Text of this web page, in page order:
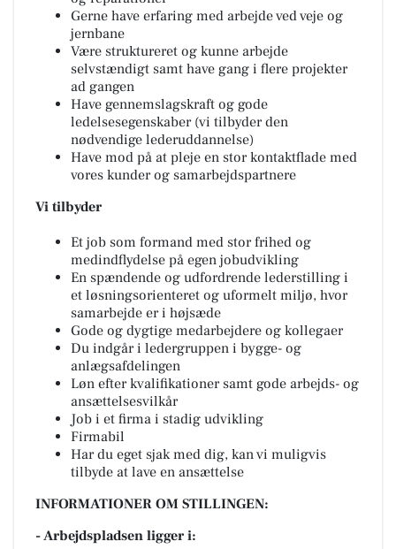
Gerne have erfaring med arbejde ved veje og
jernbane
Være struktureret og kunne arbejde
selvstændigt samt have gang i flere projekter
ad gangen
Have gennemslagskraft og gode
ledelsesegenskaber (vi tilbyder den
nødvendige lederuddannelse)
Have mod på at pleje en stor kontaktflade med
vores kunder og samarbejdspartnere
Vi tilbyder
Et job som formand med stor frihed og
medindflydelse på egen jobudvikling
En spændende og udfordrende lederstilling i
et løsningsorienteret og uformelt miljø, hvor
samarbejde er i højsæde
Gode og dygtige medarbejdere og kollegaer
Du indgår i ledergruppen i bygge- og
anlægsafdelingen
Løn efter kvalifikationer samt gode arbejds- og
ansættelsesvilkår
Job i et firma i stadig udvikling
Firmabil
Har du eget sjak med dig, kan vi muligvis
tilbyde at lave en ansættelse
INFORMATIONER OM STILLINGEN:
- Arbejdspladsen ligger i: